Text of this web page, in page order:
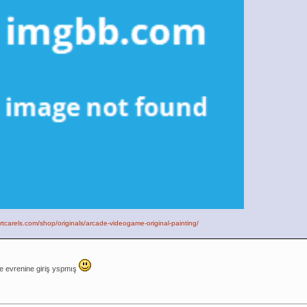
shop/originals/arcade-videogame-original-painting/
evrenine giriş yspmış